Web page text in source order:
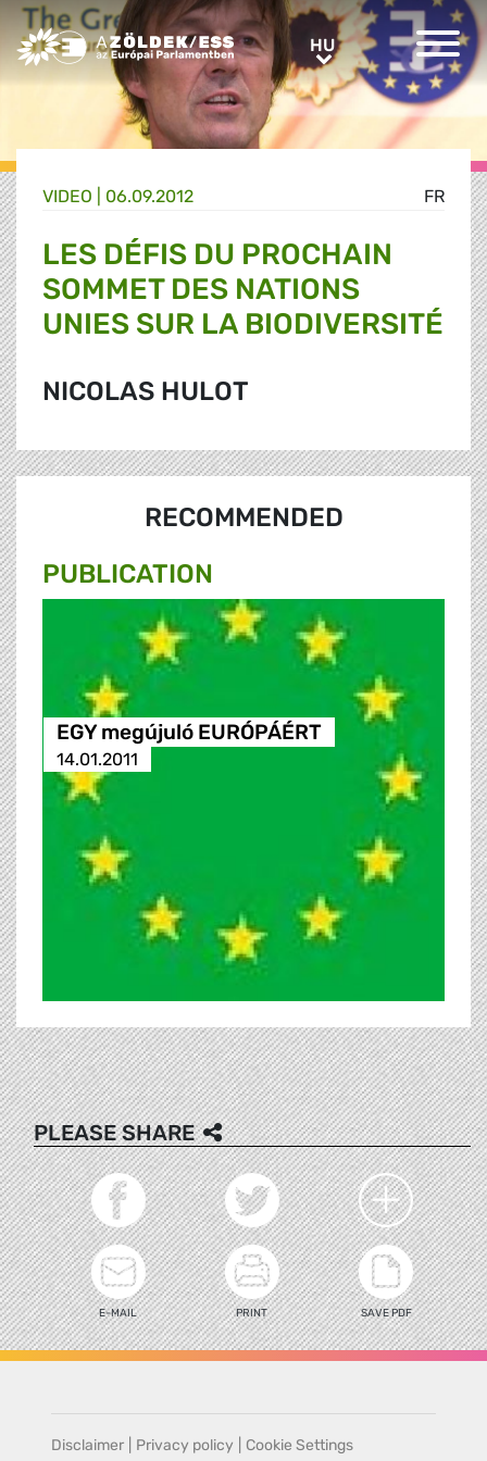
Greens/EFA Home HUHU
FR
VIDEO | 06.09.2012
LES DÉFIS DU PROCHAIN
SOMMET DES NATIONS
UNIES SUR LA BIODIVERSITÉ
NICOLAS HULOT
RECOMMENDED
PUBLICATION
EGY megújuló EURÓPÁÉRT
14.01.2011
PLEASE SHARE
E-MAIL PRINT SAVE PDF
Disclaimer Privacy policy Cookie Settings